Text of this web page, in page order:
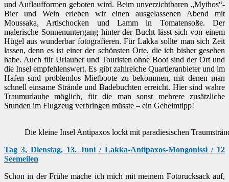
und Auflaufformen geboten wird. Beim unverzichtbaren „Mythos“-
Bier und Wein erleben wir einen ausgelassenen Abend mit
Moussaka, Artischocken und Lamm in Tomatensoße. Der
malerische Sonnenuntergang hinter der Bucht lässt sich von einem
Hügel aus wunderbar fotografieren. Für Lakka sollte man sich Zeit
lassen, denn es ist einer der schönsten Orte, die ich bisher gesehen
habe. Auch für Urlauber und Touristen ohne Boot sind der Ort und
die Insel empfehlenswert. Es gibt zahlreiche Quartieranbieter und im
Hafen sind problemlos Mietboote zu bekommen, mit denen man
schnell einsame Strände und Badebuchten erreicht. Hier sind wahre
Traumurlaube möglich, für die man sonst mehrere zusätzliche
Stunden im Flugzeug verbringen müsste – ein Geheimtipp!
Die kleine Insel Antipaxos lockt mit paradiesischen
Tag 3, Dienstag, 13. Juni / Lakka-Antipaxos-Mongonissi / 12
Seemeilen
Schon in der Frühe mache ich mich mit meinem Fotorucksack auf,